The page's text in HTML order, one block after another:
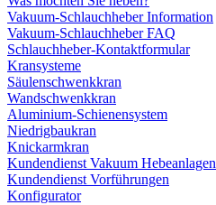
Vakuum-Schlauchheber Information
Vakuum-Schlauchheber FAQ
Schlauchheber-Kontaktformular
Kransysteme
Säulenschwenkkran
Wandschwenkkran
Aluminium-Schienensystem
Niedrigbaukran
Knickarmkran
Kundendienst Vakuum Hebeanlagen
Kundendienst Vorführungen
Konfigurator